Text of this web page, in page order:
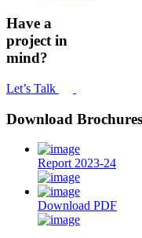
Have a
project in
mind?
Let’s Talk
Download Brochures
Report 2023-24
Download PDF